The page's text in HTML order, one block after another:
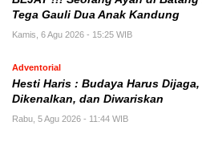
Tega Gauli Dua Anak Kandung
Kamis, 6 Agu 2026 - 15:25 WIB
Adventorial
Hesti Haris : Budaya Harus Dijaga,
Dikenalkan, dan Diwariskan
Rabu, 5 Agu 2026 - 11:44 WIB